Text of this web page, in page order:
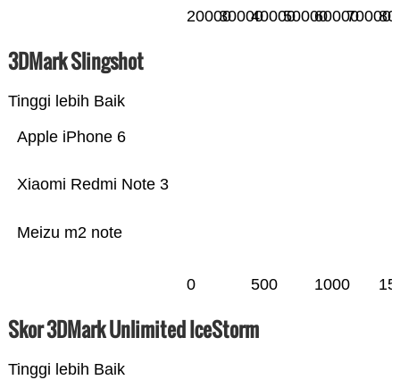
200003000040000500006000070000
3DMark Slingshot
Tinggi lebih Baik
Meizu m2 note
Xiaomi Redmi Note 3
Apple iPhone 6
0 500 1000
Skor 3DMark Unlimited IceStorm
Tinggi lebih Baik